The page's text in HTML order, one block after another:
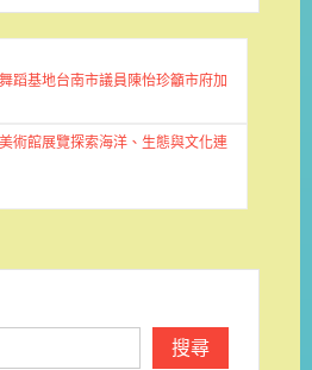
蹈基地台南市議員陳怡珍籲市府加
術館展覽探索海洋、生態與文化連
搜尋